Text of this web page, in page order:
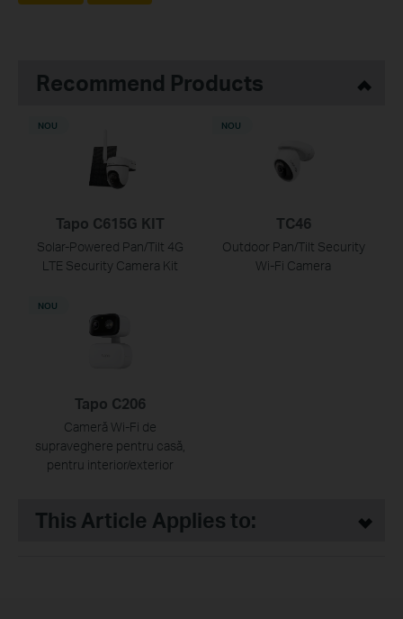
Recommend Products
Tapo C615G KIT
Solar-Powered Pan/Tilt 4G
LTE Security Camera Kit
NOU
TC46
Outdoor Pan/Tilt Security
Wi-Fi Camera
NOU
Tapo C206
Cameră Wi-Fi de
supraveghere pentru casă,
pentru interior/exterior
NOU
This Article Applies to: